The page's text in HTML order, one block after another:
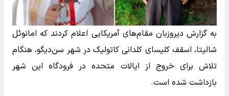
به گزارش دیروزبان مقام‌های آمریکایی اعلام کردند که امانوئل
شالیتا، اسقف کلیسای کلدانی کاتولیک در شهر سن‌دیگو، هنگام
تلاش برای خروج از ایالات متحده در فرودگاه این شهر
بازداشت شده است.